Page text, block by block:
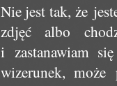
Nie jest tak, że
zdjęć albo
i zastanawiam
wizerunek, może